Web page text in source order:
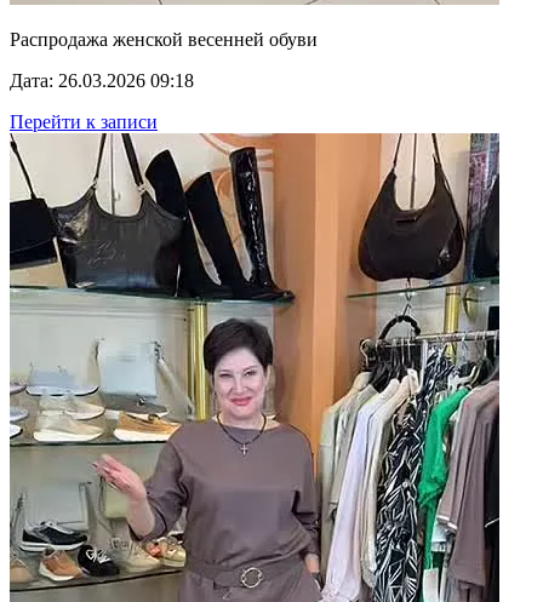
Распродажа женской весенней обуви
Дата: 26.03.2026 09:18
Перейти к записи